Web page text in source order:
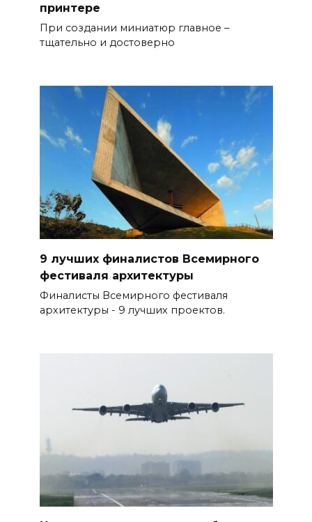
принтере
При создании миниатюр главное –
тщательно и достоверно
9 лучших финалистов Всемирного
фестиваля архитектуры
Финалисты Всемирного фестиваля
архитектуры - 9 лучших проектов.